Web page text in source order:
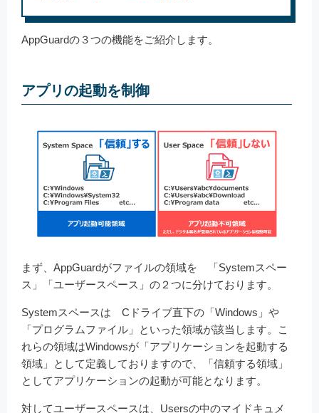
AppGuardの３つの機能をご紹介します。
アプリの起動を制御
まず、AppGuardがファイルの領域を 「Systemスペー
ス」「ユーザースペース」の２つに分けております。
Systemスペースは Cドライブ直下の「Windows」や
「プログラムファイル」といった領域が該当します。こ
れらの領域はWindowsが「アプリケーションを起動する
領域」として定義しておりますので、「信頼する領域」
としてアプリケーションの起動が可能となります。
対してユーザースペースは、Usersの中のマイドキュメ